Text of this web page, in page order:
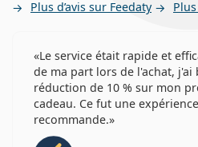
Plus d’avis sur Feedaty
Le service était rapide et
de ma part lors de l'achat, j'ai
réduction de 10 % sur mon
cadeau. Ce fut une
recommande.